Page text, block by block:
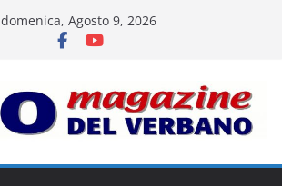
domenica, Agosto 9, 2026